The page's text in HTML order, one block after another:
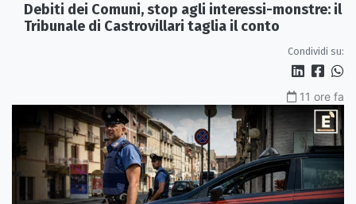
Debiti dei Comuni, stop agli interessi-monstre: il
Tribunale di Castrovillari taglia il conto
Condividi su:
11 ore fa